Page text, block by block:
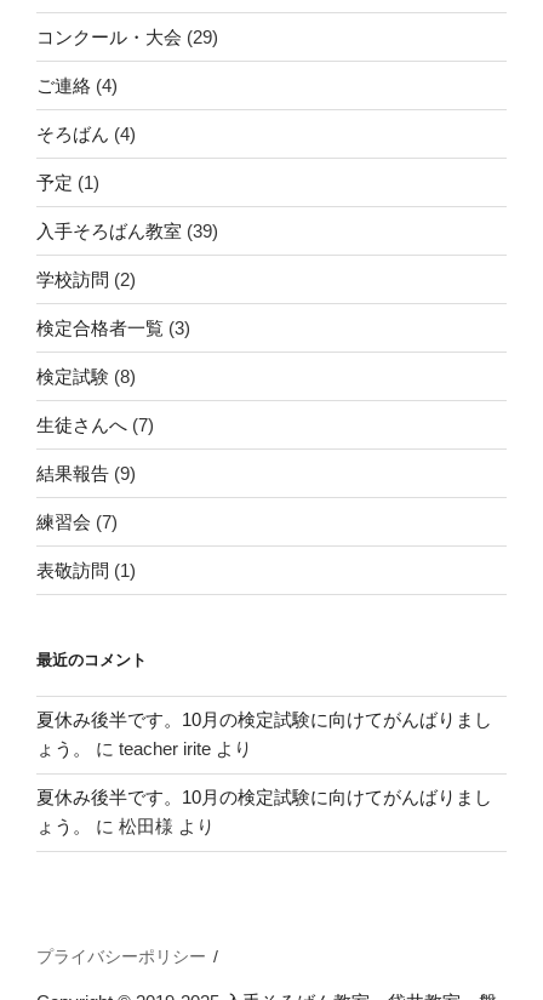
コンクール・大会 (29)
ご連絡 (4)
そろばん (4)
予定 (1)
入手そろばん教室 (39)
学校訪問 (2)
検定合格者一覧 (3)
検定試験 (8)
生徒さんへ (7)
結果報告 (9)
練習会 (7)
表敬訪問 (1)
最近のコメント
夏休み後半です。10月の検定試験に向けてがんばりまし
ょう。
に teacher irite より
夏休み後半です。10月の検定試験に向けてがんばりまし
ょう。
に 松田様 より
プライバシーポリシー